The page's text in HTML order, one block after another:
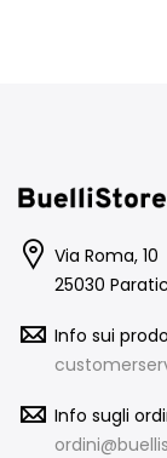
Via Roma, 10
25030
Info sui
Info sugli